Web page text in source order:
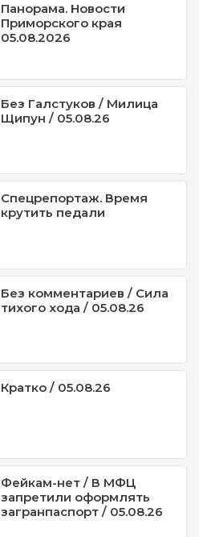
Панорама. Новости
Приморского края
05.08.2026
Без Галстуков / Милица
Щипун / 05.08.26
Спецрепортаж. Время
крутить педали
Без комментариев / Сила
тихого хода / 05.08.26
Кратко / 05.08.26
Фейкам-нет / В МФЦ
запретили оформлять
загранпаспорт / 05.08.26